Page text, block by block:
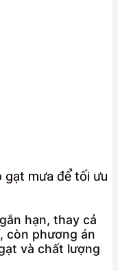
gạt mưa để tối ưu
hạn, thay cả
còn phương án
và chất lượng